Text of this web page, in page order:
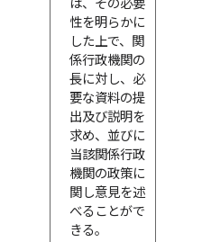
は、その必要
性を明らかに
した上で、関
係行政機関の
長に対し、必
要な資料の提
出及び説明を
求め、並びに
当該関係行政
機関の政策に
関し意見を述
べることがで
きる。